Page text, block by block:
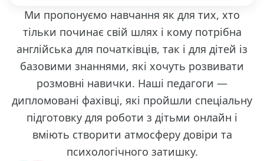
Ми пропонуємо навчання як для тих, хто
тільки починає свій шлях і кому потрібна
англійська для початківців, так і для дітей із
базовими знаннями, які хочуть розвивати
розмовні навички. Наші педагоги —
дипломовані фахівці, які пройшли спеціальну
підготовку для роботи з дітьми онлайн і
вміють створити атмосферу довіри та
психологічного затишку.